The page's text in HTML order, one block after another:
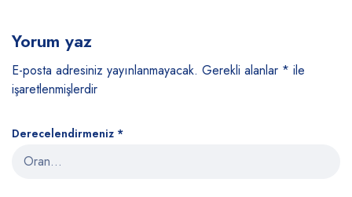
Yorum yaz
E-posta adresiniz yayınlanmayacak. Gerekli alanlar * ile
işaretlenmişlerdir
Derecelendirmeniz *